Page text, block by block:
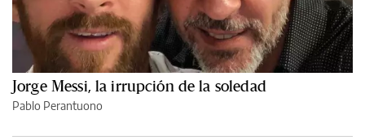
Jorge Messi, la irrupción de la soledad
Pablo Perantuono